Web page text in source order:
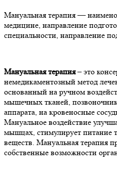
Мануальная терапия —
медицине, направление
специальности, направление
Мануальная терапия– это
немедикаментозный метод
основанный на ручном
мышечных тканей,
аппарата, на кровеносные
Мануальное воздействие
мышцах, стимулирует питание
веществ. Мануальная терапия
собственные возможности